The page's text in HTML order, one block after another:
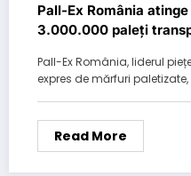
Pall-Ex România
3.000.000 paleți
Pall-Ex România, liderul
expres de mărfuri
Read More